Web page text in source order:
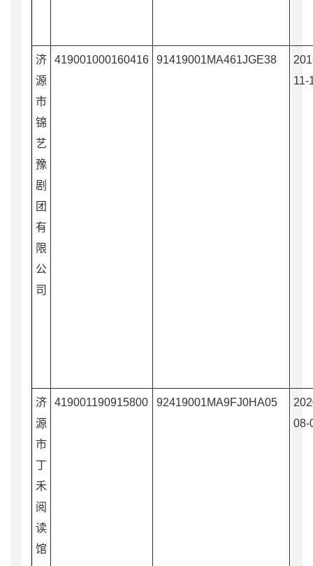
济
源
市
锦
艺
豫
剧
团
有
限
公
司
419001000160416 91419001MA461JGE38
11-
济
源
市
丁
禾
阅
读
馆
419001190915800 92419001MA9FJ0HA05
08-